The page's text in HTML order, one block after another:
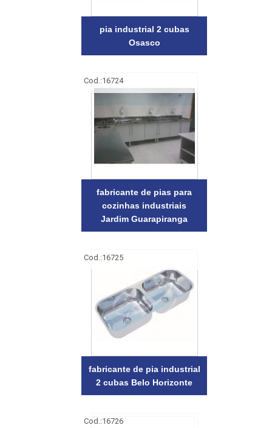
pia industrial 2 cubas
Osasco
Cod.:16724
fabricante de pias para
cozinhas industriais
Jardim Guarapiranga
Cod.:16725
fabricante de pia industrial
2 cubas Belo Horizonte
Cod.:16726